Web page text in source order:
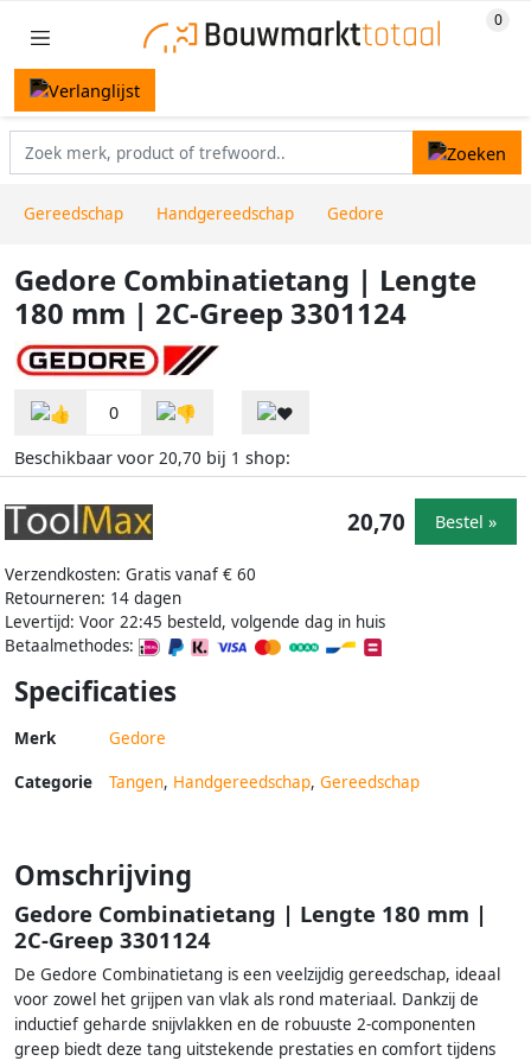
Gereedschap Handgereedschap Gedore
Gedore Combinatietang | Lengte
180 mm | 2C-Greep 3301124
0
Beschikbaar voor 20,70 bij 1 shop:
Verzendkosten: Gratis vanaf € 60
Retourneren: 14 dagen
Levertijd: Voor 22:45 besteld, volgende dag in huis
Betaalmethodes:
20,70 Bestel »
Specificaties
Merk Gedore
Categorie Tangen, Handgereedschap, Gereedschap
Omschrijving
Gedore Combinatietang | Lengte 180 mm |
2C-Greep 3301124
De Gedore Combinatietang is een veelzijdig gereedschap, ideaal
voor zowel het grijpen van vlak als rond materiaal. Dankzij de
inductief geharde snijvlakken en de robuuste 2-componenten
greep biedt deze tang uitstekende prestaties en comfort tijdens